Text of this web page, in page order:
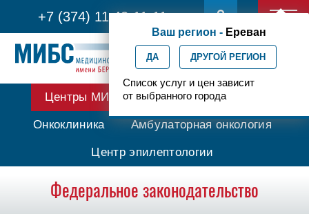
+7 (374) 11 42-11-11
Ваш регион - Ереван
ДА ДРУГОЙ РЕГИОН
Список услуг и цен зависит
от выбранного города
Центры МИБС Протонная терапия
Онкоклиника Амбулаторная онкология
Центр эпилептологии
Федеральное законодательство